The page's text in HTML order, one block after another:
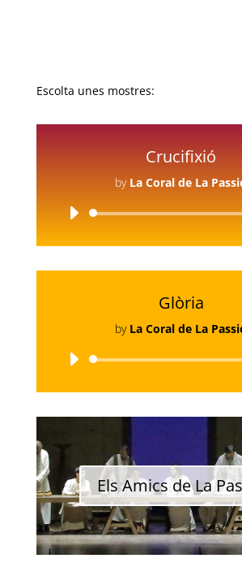
Escolta unes mostres:
Crucifixió
by La Coral de La
Glòria
by La Coral de La
Els Amics de La